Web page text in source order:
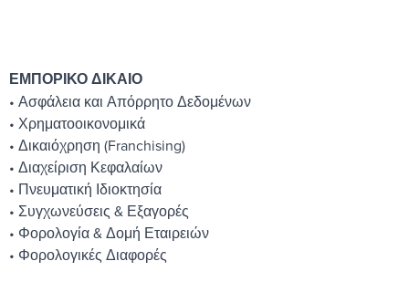
ΕΜΠΟΡΙΚΟ ΔΙΚΑΙΟ
• Ασφάλεια και Απόρρητο Δεδομένων
• Χρηματοοικονομικά
• Δικαιόχρηση (Franchising)
• Διαχείριση Κεφαλαίων
• Πνευματική Ιδιοκτησία
• Συγχωνεύσεις & Εξαγορές
• Φορολογία & Δομή Εταιρειών
• Φορολογικές Διαφορές